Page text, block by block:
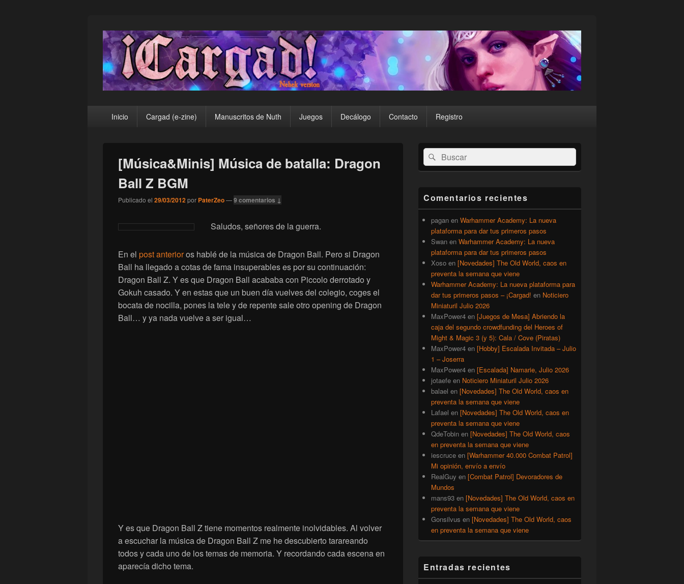
¡Cargad!
principalInicio Cargad (e-zine) Manuscritos de Nuth Juegos Decálogo Contacto Registro
[Música&Minis] Música de batalla: Dragon
Ball Z BGM
Publicado el 29/03/2012por PaterZeo—9 comentarios ↓
Saludos, señores de la guerra.
En el post anterioros hablé de la música de Dragon Ball. Pero si Dragon
Ball ha llegado a cotas de fama insuperables es por su continuación:
Dragon Ball Z. Y es que Dragon Ball acababa con Piccolo derrotado y
Gokuh casado. Y en estas que un buen día vuelves del colegio, coges el
bocata de nocilla, pones la tele y de repente sale otro opening de Dragon
Ball… y ya nada vuelve a ser igual…
Y es que Dragon Ball Z tiene momentos realmente inolvidables. Al volver
a escuchar la música de Dragon Ball Z me he descubierto tarareando
todos y cada uno de los temas de memoria. Y recordando cada escena en
aparecía dicho tema.
El
área
de
lateral
primaria
Buscar
por:
Buscar
Comentarios recientes
pagan en Warhammer Academy: La nueva
plataforma para dar tus primeros pasos
Swan en Warhammer Academy: La nueva
plataforma para dar tus primeros pasos
Xoso en [Novedades] The Old World, caos en
preventa la semana que viene
Warhammer Academy: La nueva plataforma para
dar tus primeros pasos – ¡Cargad! en Noticiero
Miniaturil Julio 2026
MaxPower4 en [Juegos de Mesa] Abriendo la
caja del segundo crowdfunding del Heroes of
Might & Magic 3 (y 5): Cala / Cove (Piratas)
MaxPower4 en [Hobby] Escalada Invitada – Julio
1 – Joserra
MaxPower4 en [Escalada] Namarie, Julio 2026
jotaefe en Noticiero Miniaturil Julio 2026
balael en [Novedades] The Old World, caos en
preventa la semana que viene
Lafael en [Novedades] The Old World, caos en
preventa la semana que viene
QdeTobin en [Novedades] The Old World, caos
en preventa la semana que viene
iescruce en [Warhammer 40.000 Combat Patrol]
Mi opinión, envío a envío
RealGuy en [Combat Patrol] Devoradores de
Mundos
mans93 en [Novedades] The Old World, caos en
preventa la semana que viene
Gonsilvus en [Novedades] The Old World, caos
en preventa la semana que viene
Entradas recientes